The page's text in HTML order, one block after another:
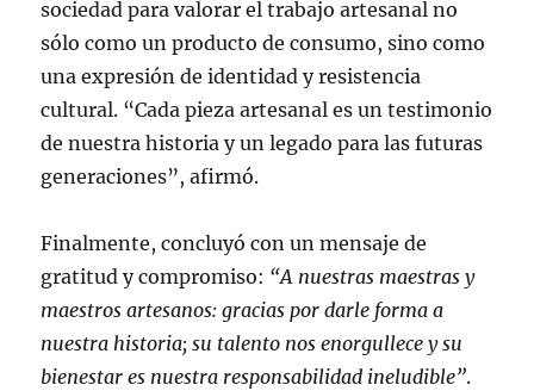
sociedad para valorar el trabajo artesanal no
sólo como un producto de consumo, sino como
una expresión de identidad y resistencia
cultural. “Cada pieza artesanal es un testimonio
de nuestra historia y un legado para las futuras
generaciones”, afirmó.
Finalmente, concluyó con un mensaje de
gratitud y compromiso: “A nuestras maestras y
maestros artesanos: gracias por darle forma a
nuestra historia; su talento nos enorgullece y su
bienestar es nuestra responsabilidad ineludible”.